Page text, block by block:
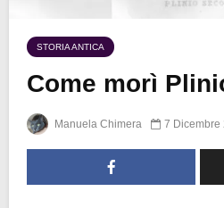
STORIA ANTICA
Come morì
Manuela Chimera 7 Dicembre